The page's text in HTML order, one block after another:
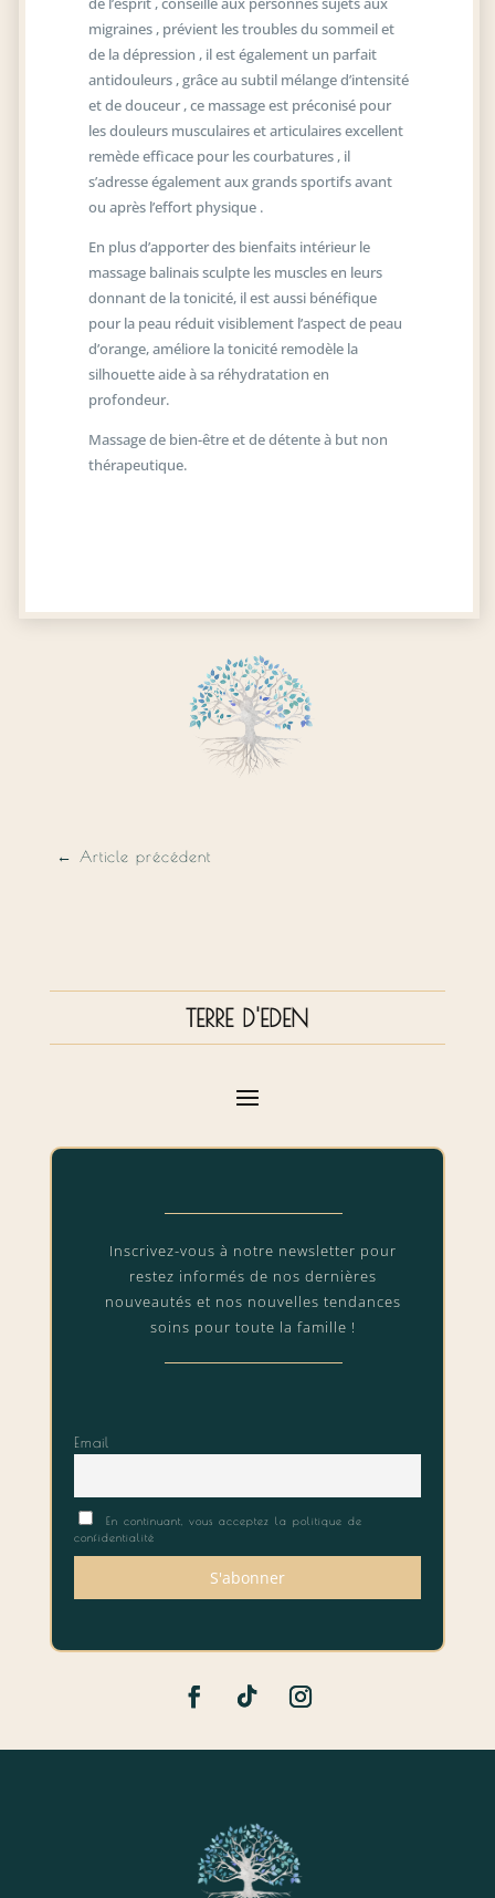
migraines , prévient les troubles du sommeil et
de la dépression , il est également un parfait
antidouleurs , grâce au subtil mélange d’intensité
et de douceur , ce massage est préconisé pour
les douleurs musculaires et articulaires excellent
remède efficace pour les courbatures , il
s’adresse également aux grands sportifs avant
ou après l’effort physique .
En plus d’apporter des bienfaits intérieur le
massage balinais sculpte les muscles en leurs
donnant de la tonicité, il est aussi bénéfique
pour la peau réduit visiblement l’aspect de peau
d’orange, améliore la tonicité remodèle la
silhouette aide à sa réhydratation en
profondeur.
Massage de bien-être et de détente à but non
thérapeutique.
← Article précédent
TERRE D'EDEN
Inscrivez-vous à notre newsletter pour
restez informés de nos dernières
nouveautés et nos nouvelles tendances
soins pour toute la famille !
Email
En continuant, vous acceptez la politique de
confidentialité